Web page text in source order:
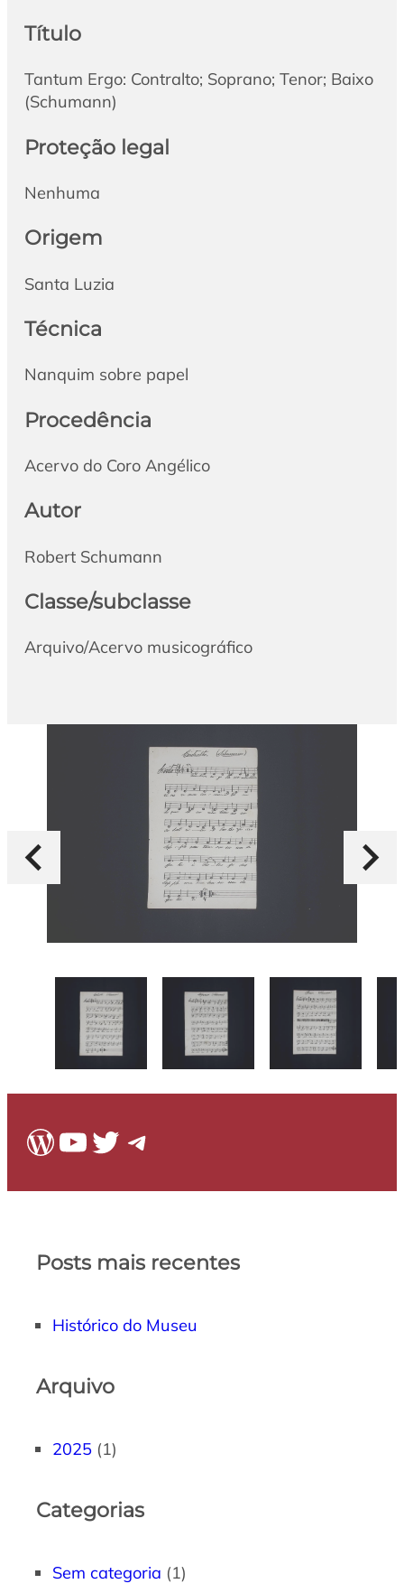
Título
Tantum Ergo: Contralto; Soprano; Tenor; Baixo
(Schumann)
Proteção legal
Nenhuma
Origem
Santa Luzia
Técnica
Nanquim sobre papel
Procedência
Acervo do Coro Angélico
Autor
Robert Schumann
Classe/subclasse
Arquivo/Acervo musicográfico
WordPress
Youtube
Twitter
Telegram
Posts mais recentes
Histórico do Museu
Arquivo
2025 (1)
Categorias
Sem categoria (1)